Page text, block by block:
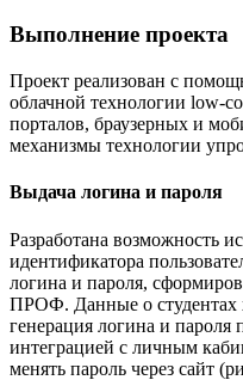
Выполнение проекта
Проект реализован с
облачной технологии low-
порталов, браузерных и
механизмы технологии
Выдача логина и пароля
Разработана возможность
идентификатора
логина и пароля,
ПРОФ. Данные о студентах
генерация логина и пароля
интеграцией с личным
менять пароль через сайт